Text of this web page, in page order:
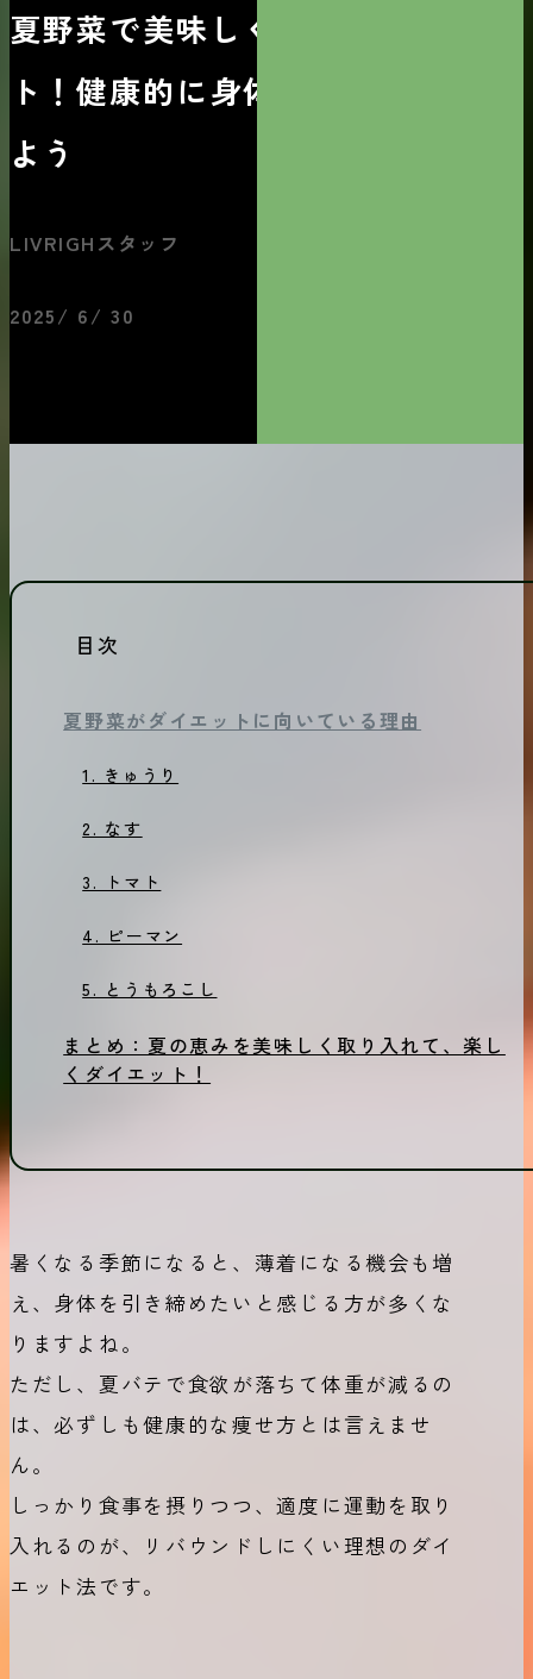
夏野菜で美味しくダイエッ
ト！健康的に身体を引き締め
よう
LIVRIGHスタッフ
2025/ 6/ 30
目次
夏野菜がダイエットに向いている理由
1. きゅうり
2. なす
3. トマト
4. ピーマン
5. とうもろこし
まとめ：夏の恵みを美味しく取り入れて、楽し
くダイエット！
暑くなる季節になると、薄着になる機会も増
え、身体を引き締めたいと感じる方が多くな
りますよね。
ただし、夏バテで食欲が落ちて体重が減るの
は、必ずしも健康的な痩せ方とは言えませ
ん。
しっかり食事を摂りつつ、適度に運動を取り
入れるのが、リバウンドしにくい理想のダイ
エット法です。